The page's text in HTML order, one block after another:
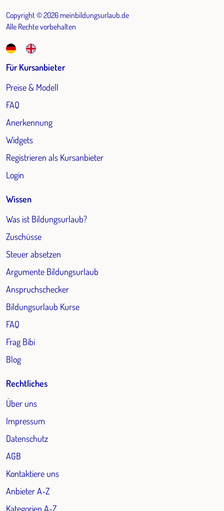
Copyright © 2026 meinbildungsurlaub.de
Alle Rechte vorbehalten
Für Kursanbieter
Preise & Modell
FAQ
Anerkennung
Widgets
Registrieren als Kursanbieter
Login
Wissen
Was ist Bildungsurlaub?
Zuschüsse
Steuer absetzen
Argumente Bildungsurlaub
Anspruchschecker
Bildungsurlaub Kurse
FAQ
Frag Bibi
Blog
Rechtliches
Über uns
Impressum
Datenschutz
AGB
Kontaktiere uns
Anbieter A-Z
Kategorien A-Z